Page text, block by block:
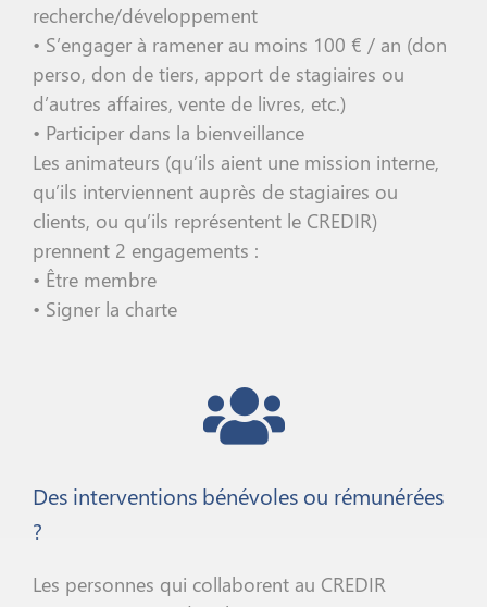
recherche/développement
• S’engager à ramener au moins 100 € / an (don
perso, don de tiers, apport de stagiaires ou
d’autres affaires, vente de livres, etc.)
• Participer dans la bienveillance
Les animateurs (qu’ils aient une mission interne,
qu’ils interviennent auprès de stagiaires ou
clients, ou qu’ils représentent le CREDIR)
prennent 2 engagements :
• Être membre
• Signer la charte
Des interventions bénévoles ou rémunérées
?
Les personnes qui collaborent au CREDIR